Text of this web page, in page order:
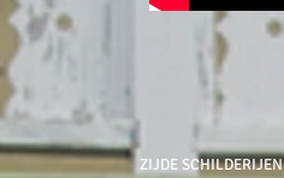
ZIJDE SCHILDERIJEN